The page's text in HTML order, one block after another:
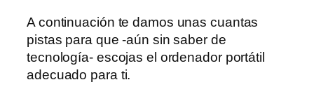
A continuación te damos unas cuantas
pistas para que -aún sin saber de
tecnología- escojas el ordenador portátil
adecuado para ti.